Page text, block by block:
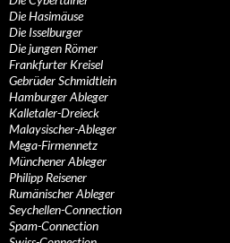
Die Hasimäuse
Die Isselburger
Die jungen Römer
Frankfurter Kreisel
Gebrüder Schmidtlein
Hamburger Ableger
Kalletaler-Dreieck
Malaysischer-Ableger
Mega-Firmennetz
Münchener Ableger
Philipp Reisener
Rumänischer Ableger
Seychellen-Connection
Spam-Connection